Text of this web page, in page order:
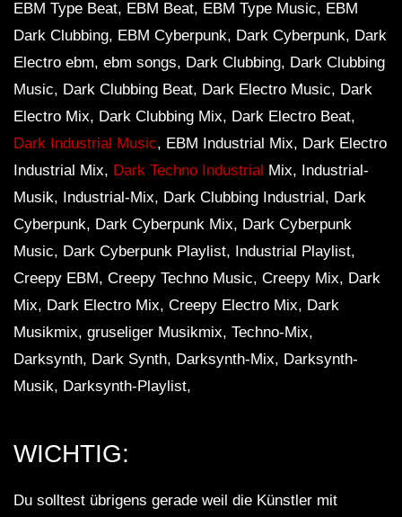
EBM Type Beat, EBM Beat, EBM Type Music, EBM
Dark Clubbing, EBM Cyberpunk, Dark Cyberpunk, Dark
Electro ebm, ebm songs, Dark Clubbing, Dark Clubbing
Music, Dark Clubbing Beat, Dark Electro Music, Dark
Electro Mix, Dark Clubbing Mix, Dark Electro Beat,
Dark Industrial Music, EBM Industrial Mix, Dark Electro
Industrial Mix, Dark Techno Industrial Mix, Industrial-
Musik, Industrial-Mix, Dark Clubbing Industrial, Dark
Cyberpunk, Dark Cyberpunk Mix, Dark Cyberpunk
Music, Dark Cyberpunk Playlist, Industrial Playlist,
Creepy EBM, Creepy Techno Music, Creepy Mix, Dark
Mix, Dark Electro Mix, Creepy Electro Mix, Dark
Musikmix, gruseliger Musikmix, Techno-Mix,
Darksynth, Dark Synth, Darksynth-Mix, Darksynth-
Musik, Darksynth-Playlist,
WICHTIG:
Du solltest übrigens gerade weil die Künstler mit